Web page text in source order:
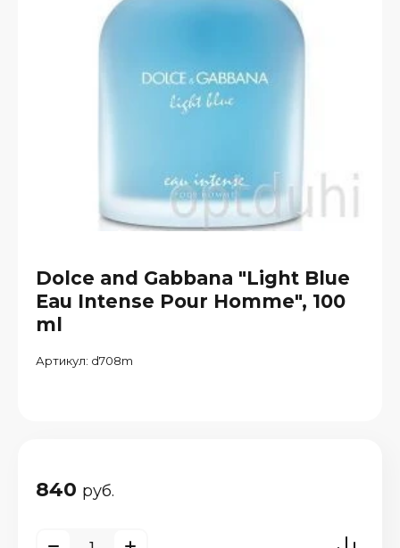
Dolce and Gabbana "Light Blue
Eau Intense Pour Homme", 100
ml
Артикул: d708m
840 руб.